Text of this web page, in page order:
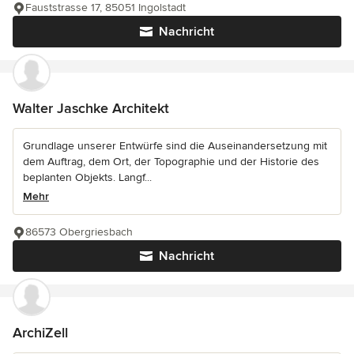
Nachricht
Fauststrasse 17, 85051 Ingolstadt
Walter Jaschke Architekt
Grundlage unserer Entwürfe sind die Auseinandersetzung mit
dem Auftrag, dem Ort, der Topographie und der Historie des
beplanten Objekts. Langf...
Mehr
Nachricht
86573 Obergriesbach
ArchiZell